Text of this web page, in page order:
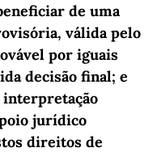
de uma
válida pelo
por iguais
decisão final; e
interpretação
jurídico
direitos de